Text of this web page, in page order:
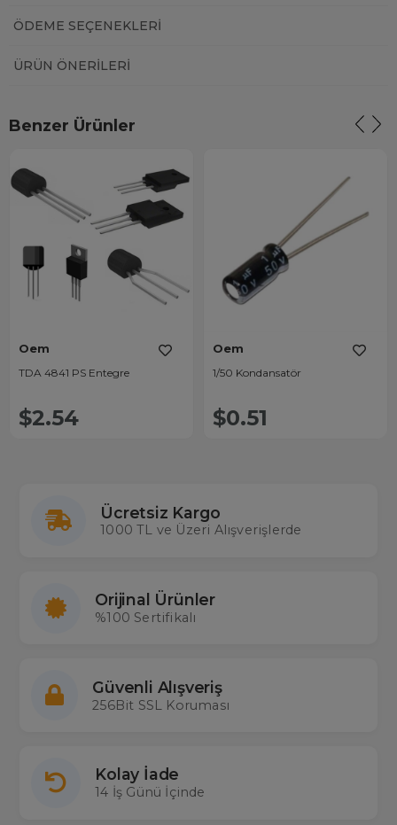
ÖDEME SEÇENEKLERI
ÜRÜN ÖNERILERI
Benzer Ürünler
Oem
TDA 4841 PS Entegre
$2.54
Oem
1/50 Kondansatör
$0.51
Ücretsiz Kargo
1000 TL ve Üzeri Alışverişlerde
Orijinal Ürünler
%100 Sertifikalı
Güvenli Alışveriş
256Bit SSL Koruması
Kolay İade
14 İş Günü İçinde